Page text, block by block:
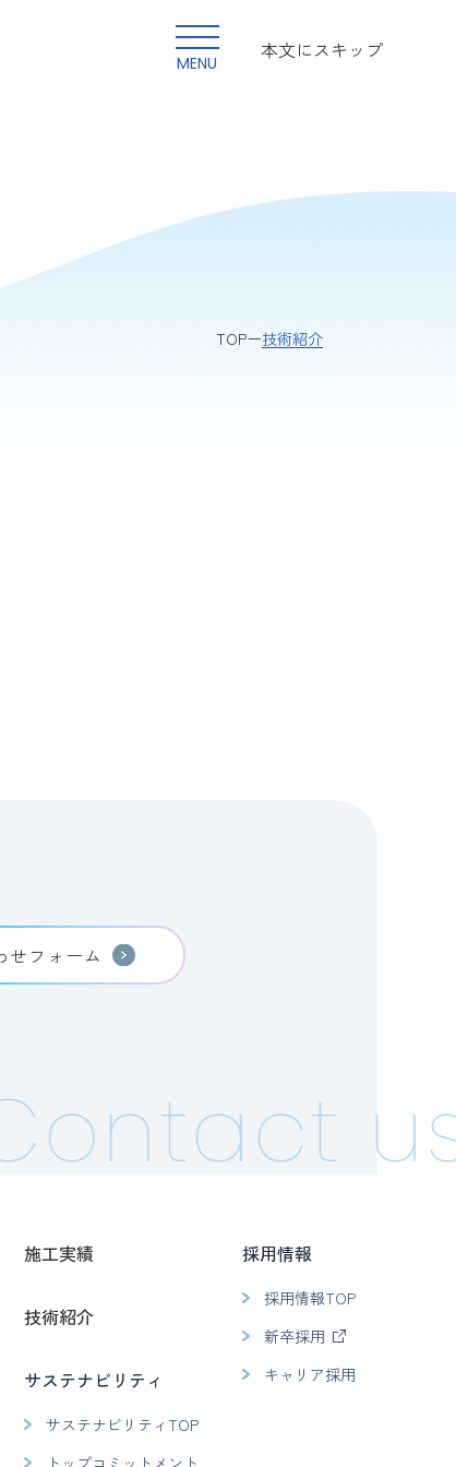
MENU
本文にスキップ
TOP 技術紹介
せフォーム
施工実績
技術紹介
サステナビリティ
サステナビリティTOP
トップコミットメント
採用情報
採用情報TOP
新卒採用
キャリア採用